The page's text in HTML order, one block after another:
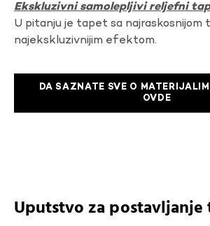
Ekskluzivni samolepljivi reljefni
U pitanju je tapet sa najraskosnijom
najekskluzivnijim efektom.
DA SAZNATE SVE O
OVDE
Uputstvo za postavljanje